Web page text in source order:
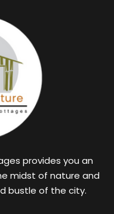
provides you an
midst of nature and
bustle of the city.